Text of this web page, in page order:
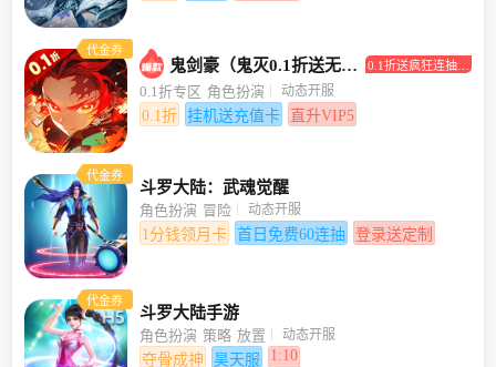
代金券
鬼剑豪（鬼灭0.1折送无限抽）
0.1折送疯狂连抽，
0.1折专区 角色扮演 动态开服
0.1折 挂机送充值卡 直升VIP5
代金券
斗罗大陆：武魂觉醒
角色扮演 冒险 动态开服
1分钱领月卡 首日免费60连抽 登录送定制
代金券
斗罗大陆手游
角色扮演 策略 放置 动态开服
夺骨成神 昊天服 1:10